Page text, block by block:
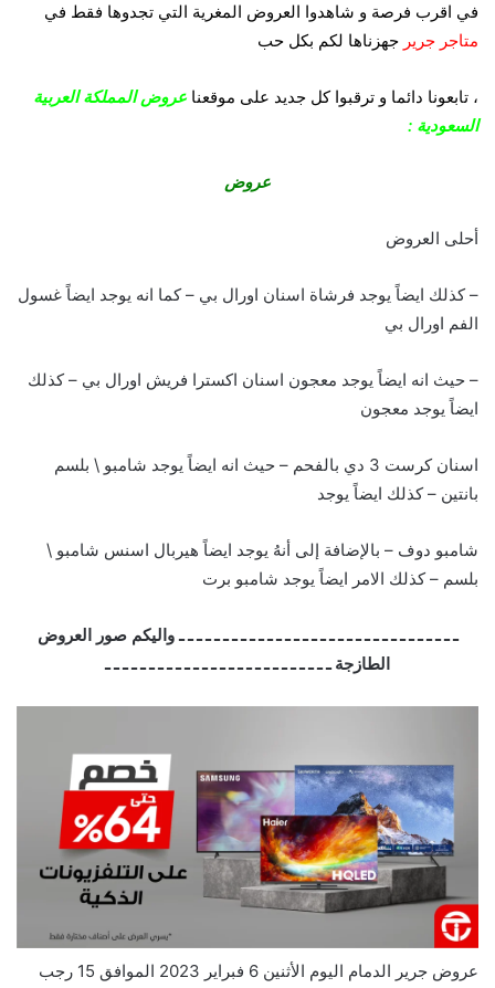
في اقرب فرصة و شاهدوا العروض المغرية التي تجدوها فقط في
متاجر جرير جهزناها لكم بكل حب
، تابعونا دائما و ترقبوا كل جديد على موقعنا عروض المملكة العربية
السعودية :
عروض
أحلى العروض
– كذلك ايضاً يوجد فرشاة اسنان اورال بي – كما انه يوجد ايضاً غسول
الفم اورال بي
– حيث انه ايضاً يوجد معجون اسنان اكسترا فريش اورال بي – كذلك
ايضاً يوجد معجون
اسنان كرست 3 دي بالفحم – حيث انه ايضاً يوجد شامبو \ بلسم
بانتين – كذلك ايضاً يوجد
شامبو دوف – بالإضافة إلى أنهُ يوجد ايضاً هيربال اسنس شامبو \
بلسم – كذلك الامر ايضاً يوجد شامبو برت
ـ ـ ـ ـ ـ ـ ـ ـ ـ ـ ـ ـ ـ ـ ـ ـ ـ ـ ـ ـ ـ ـ ـ ـ ـ ـ ـ ـ ـ ـ ـ ـ واليكم صور العروض
الطازجة ـ ـ ـ ـ ـ ـ ـ ـ ـ ـ ـ ـ ـ ـ ـ ـ ـ ـ ـ ـ ـ ـ ـ ـ ـ ـ
عروض جرير الدمام اليوم الأثنين 6 فبراير 2023 الموافق 15 رجب